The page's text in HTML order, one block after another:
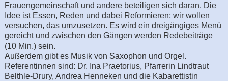
Frauengemeinschaft und andere beteiligen sich daran. Die
Idee ist Essen, Reden und dabei Reformieren; wir wollen
versuchen, das umzusetzen. Es wird ein dreigängiges Menü
gereicht und zwischen den Gängen werden Redebeiträge
(10 Min.) sein.
Außerdem gibt es Musik von Saxophon und Orgel.
Referentinnen sind: Dr. Ina Praetorius, Pfarrerin Lindtraut
Belthle-Drury, Andrea Henneken und die Kabarettistin